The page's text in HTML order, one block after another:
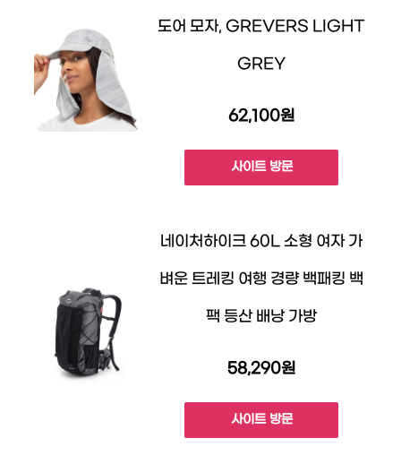
도어 모자, GREVERS LIGHT
GREY
62,100원
사이트 방문
네이처하이크 60L 소형 여자 가
벼운 트레킹 여행 경량 백패킹 백
팩 등산 배낭 가방
58,290원
사이트 방문